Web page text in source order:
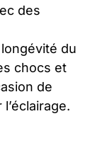
des
du
chocs et
de